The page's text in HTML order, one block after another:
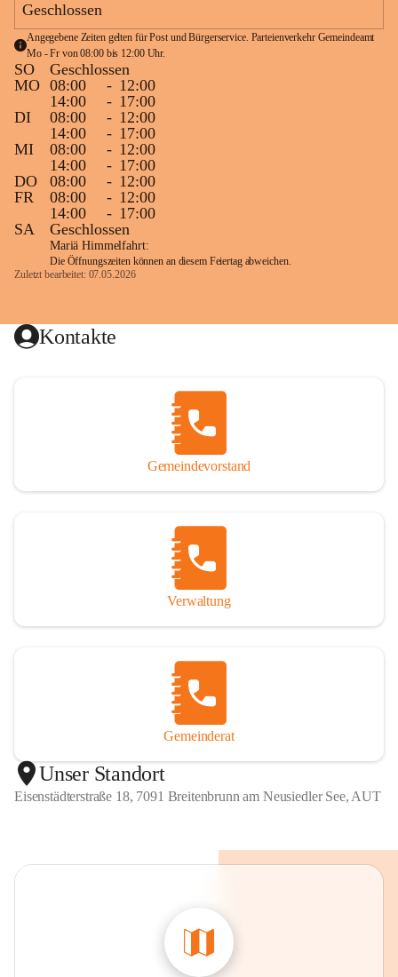
Geschlossen
Angegebene Zeiten gelten für Post und Bürgerservice. Parteienverkehr Gemeindeamt
Mo - Fr von 08:00 bis 12:00 Uhr.
SO
Geschlossen
MO 08:00 - 12:00
14:00
- 17:00
DI
08:00 - 12:00
14:00
- 17:00
MI
08:00 - 12:00
14:00
- 17:00
DO
08:00 - 12:00
FR
08:00 - 12:00
14:00
- 17:00
SA
Geschlossen
Mariä Himmelfahrt:
Die Öffnungszeiten können an diesem Feiertag abweichen.
Zuletzt bearbeitet: 07.05.2026
Kontakte
Gemeindevorstand
Verwaltung
Gemeinderat
Unser Standort
Eisenstädterstraße 18, 7091 Breitenbrunn am Neusiedler See, AUT